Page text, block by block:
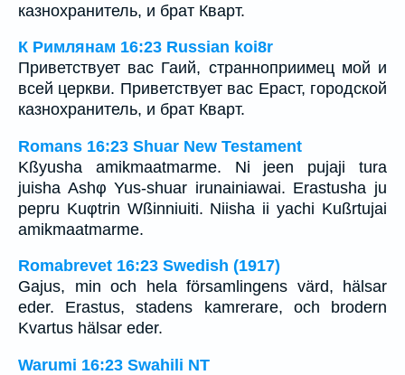
казнохранитель, и брат Кварт.
К Римлянам 16:23 Russian koi8r
Приветствует вас Гаий, странноприимец мой и
всей церкви. Приветствует вас Ераст, городской
казнохранитель, и брат Кварт.
Romans 16:23 Shuar New Testament
Kßyusha amikmaatmarme. Ni jeen pujaji tura
juisha Ashφ Yus-shuar irunainiawai. Erastusha ju
pepru Kuφtrin Wßinniuiti. Niisha ii yachi Kußrtujai
amikmaatmarme.
Romabrevet 16:23 Swedish (1917)
Gajus, min och hela församlingens värd, hälsar
eder. Erastus, stadens kamrerare, och brodern
Kvartus hälsar eder.
Warumi 16:23 Swahili NT